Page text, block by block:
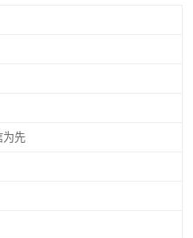
为先